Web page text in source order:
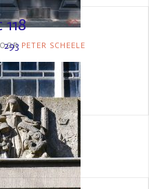
293 PETER SCHEELE